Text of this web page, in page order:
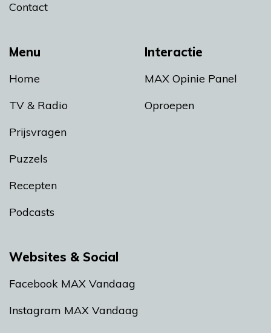
Menu
Home
TV & Radio
Prijsvragen
Puzzels
Recepten
Podcasts
Interactie
MAX Opinie Panel
Oproepen
Contact
Websites & Social
Facebook MAX Vandaag
Instagram MAX Vandaag